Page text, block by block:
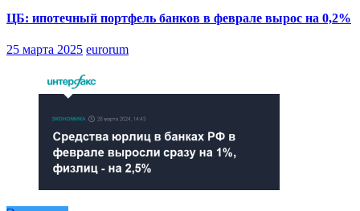
ЦБ: ипотечный портфель банков в феврале вырос на 0,2%
25 марта 2025 eurorum